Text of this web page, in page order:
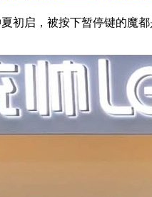
夏初启，被按下暂停键的魔